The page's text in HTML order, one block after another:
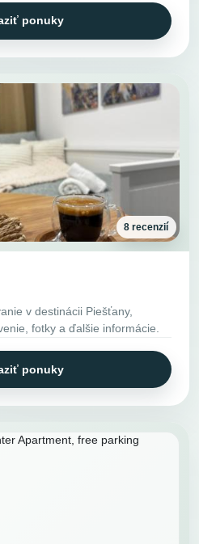
ponuky
8 recenzií
v destinácii Piešťany,
fotky a ďalšie informácie.
ponuky